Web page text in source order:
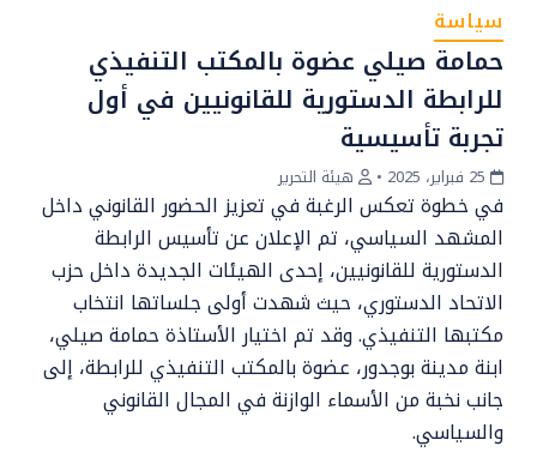
سياسة
حمامة صيلي عضوة بالمكتب التنفيذي
للرابطة الدستورية للقانونيين في أول
تجربة تأسيسية
• هيئة التحرير
في خطوة تعكس الرغبة في تعزيز الحضور القانوني داخل
المشهد السياسي، تم الإعلان عن تأسيس الرابطة
الدستورية للقانونيين، إحدى الهيئات الجديدة داخل حزب
الاتحاد الدستوري، حيث شهدت أولى جلساتها انتخاب
مكتبها التنفيذي. وقد تم اختيار الأستاذة حمامة صيلي،
ابنة مدينة بوجدور، عضوة بالمكتب التنفيذي للرابطة، إلى
جانب نخبة من الأسماء الوازنة في المجال القانوني
والسياسي.